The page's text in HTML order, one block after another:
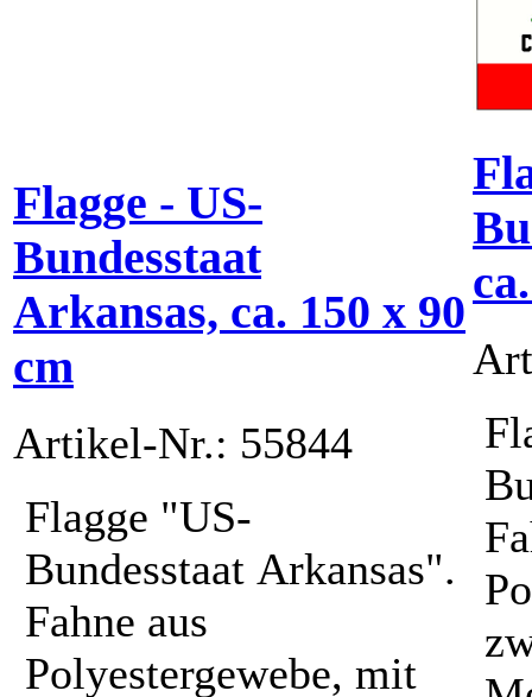
Flagge - US-
Bundesstaat
Arkansas, ca. 150 x 90
cm
Artikel-Nr.: 55844
Flagge "US-
Bundesstaat Arkansas".
Fahne aus
Polyestergewebe, mit